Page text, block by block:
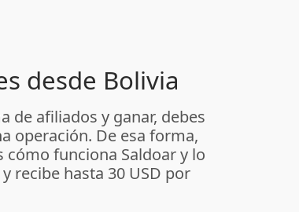
desde Bolivia
de afiliados y ganar, debes
operación. De esa forma,
funciona Saldoar y lo
recibe hasta 30 USD por